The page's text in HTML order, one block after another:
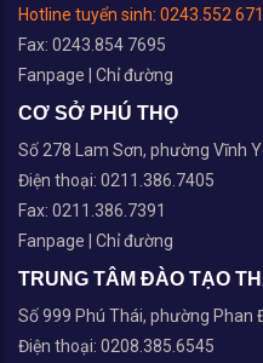
Hotline tuyển sinh: 0243.552
Fax: 0243.854 7695
Fanpage
Chỉ đường
CƠ SỞ PHÚ THỌ
Số 278 Lam Sơn, phường Vĩnh
Điện thoại: 0211.386.7405
Fax: 0211.386.7391
Fanpage
Chỉ đường
TRUNG TÂM ĐÀO TẠO
Số 999 Phú Thái, phường Phan
Điện thoại: 0208.385.6545